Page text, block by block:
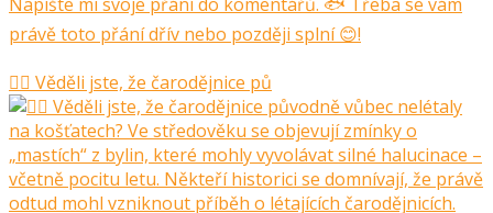
🧙‍♀️ Věděli jste, že čarodějnice pů